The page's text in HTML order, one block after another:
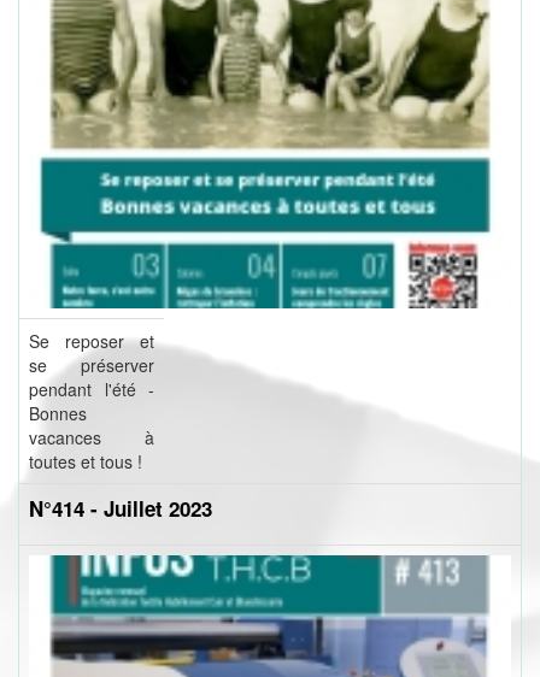
Se reposer et
se préserver
pendant l'été -
Bonnes
vacances à
toutes et tous !
N°414 - Juillet 2023